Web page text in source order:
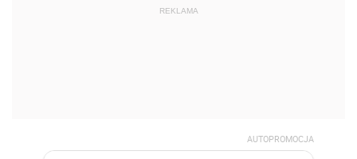
REKLAMA
AUTOPROMOCJA